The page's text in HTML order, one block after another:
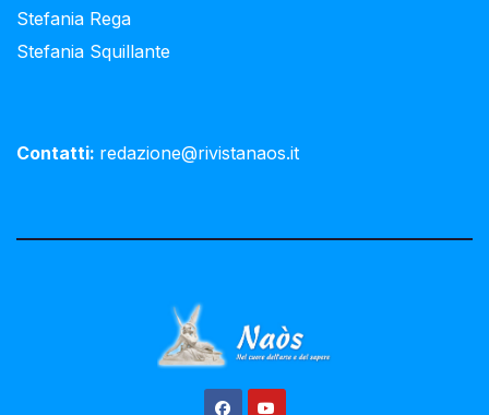
Stefania Rega
Stefania Squillante
Contatti: redazione@rivistanaos.it